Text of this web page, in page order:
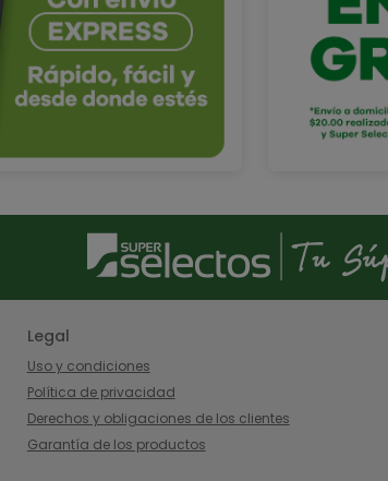
Legal
Uso y condiciones
Política de privacidad
Derechos y obligaciones de los clientes
Garantía de los productos